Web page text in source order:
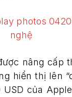
nâng cấp
hiển thị lên
của